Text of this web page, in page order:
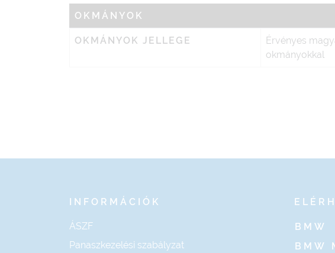
OKMÁNYOK
OKMÁNYOK JELLEGE
Érvényes
okmányokkal
INFORMÁCIÓK
ÁSZF
Panaszkezelési szabályzat
BMW
BMW